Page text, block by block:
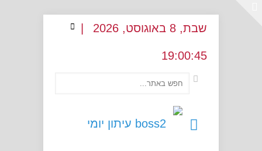
שבת, 8 באוגוסט, 2026
19:00:46